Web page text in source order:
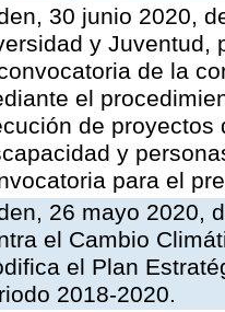
30 junio 2020,
y Juventud,
de la
el
de proyectos
y
para el
26 mayo 2020,
el Cambio
el Plan
2018-2020.